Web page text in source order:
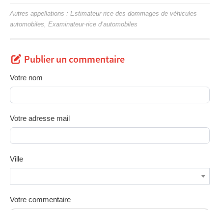
Autres appellations : Estimateur·rice des dommages de véhicules
automobiles, Examinateur·rice d’automobiles
Publier un commentaire
Votre nom
Votre adresse mail
Ville
Votre commentaire